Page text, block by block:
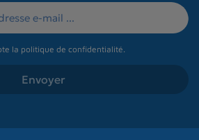
la politique de confidentialité